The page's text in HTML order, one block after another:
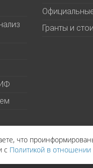
Гранты и
что
с Политикой в отношении